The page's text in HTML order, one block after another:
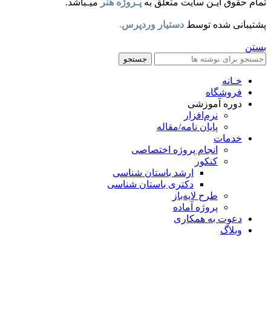
تمام حقوق ایـن سایت متعلق به پـروژه هنر میـباشد.
پشتیبانی شده توسط دستیار وردپرس.
بستن
جستجو
خـانه
فروشگاه
دوره آموزشی
نرم‌افزار
پایان نامه/مقاله
خدمات
انجام پروژه اختصاصی
کنکور
ارشد باستان شناسی
دکتری باستان شناسی
طرح لایه‌باز
پروژه آماده
دعوت به همکاری
وبلاگ